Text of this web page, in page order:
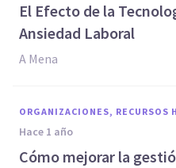
El Efecto de la
Ansiedad Laboral
A Mena
ORGANIZACIONES, RECURSOS
hace 1 año
Cómo mejorar la